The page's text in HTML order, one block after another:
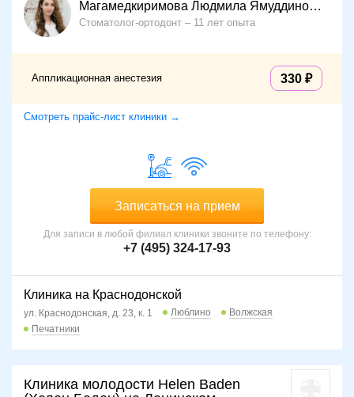
Магамедкиримова Людмила Ямуддиновна
Стоматолог-ортодонт 11 лет опыта
Аппликационная анестезия 330
Смотреть прайс-лист клиники →
Записаться на прием
Для записи в любой филиал клиники звоните по телефону:
+7 (495) 324-17-93
Клиника на Краснодонской
ул. Краснодонская, д. 23, к. 1 Люблино
Волжская
Печатники
Клиника молодости Helen Baden